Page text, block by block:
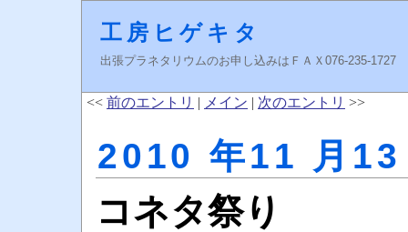
工房ヒゲキタ
出張プラネタリウムのお申し込みはＦＡＸ076-235-
<< 前のエントリ | メイン | 次のエントリ >>
2010 年11 月
コネタ祭り